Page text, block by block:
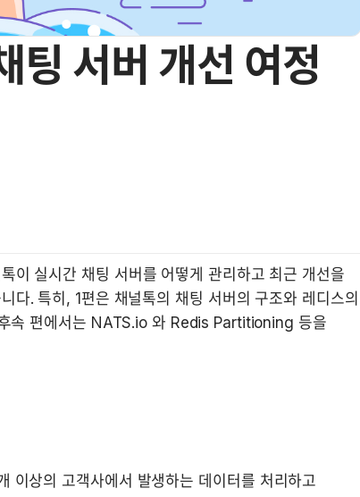
팅 서버 개선 여정
이 실시간 채팅 서버를 어떻게 관리하고 최근 개선을
속 편에서는 NATS.io 와 Redis Partitioning 등을
이상의 고객사에서 발생하는 데이터를 처리하고